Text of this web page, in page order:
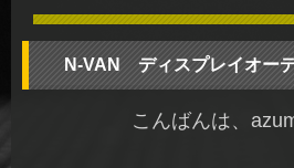
N-VAN ディスプレイオー
こんばんは、